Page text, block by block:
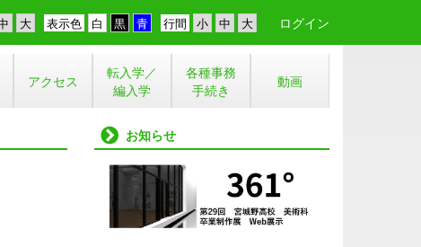
行間
表示色 ログイン
アクセス
転入学／
編入学
各種事務
手続き
動画
お知らせ